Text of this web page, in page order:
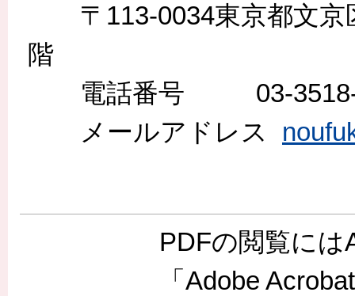
〒113-0034東京都文京
階
電話番号 03-3518-
メールアドレス
PDFの閲覧に
「Adobe